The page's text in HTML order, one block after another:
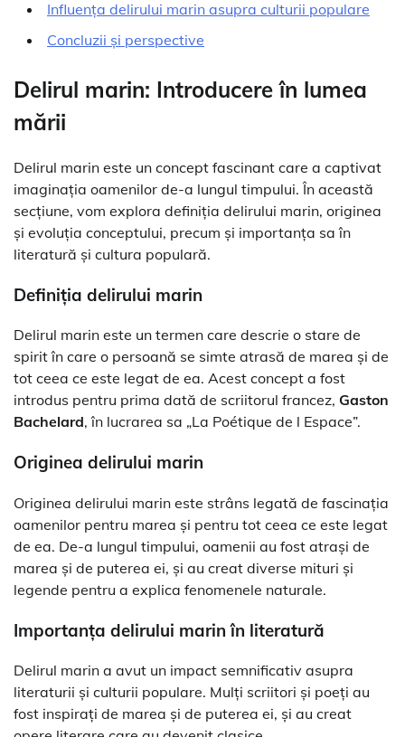
Influența delirului marin asupra culturii populare
Concluzii și perspective
Delirul marin: Introducere în lumea
mării
Delirul marin este un concept fascinant care a captivat
imaginația oamenilor de-a lungul timpului. În această
secțiune, vom explora definiția delirului marin, originea
și evoluția conceptului, precum și importanța sa în
literatură și cultura populară.
Definiția delirului marin
Delirul marin este un termen care descrie o stare de
spirit în care o persoană se simte atrasă de marea și de
tot ceea ce este legat de ea. Acest concept a fost
introdus pentru prima dată de scriitorul francez, Gaston
Bachelard, în lucrarea sa „La Poétique de l Espace”.
Originea delirului marin
Originea delirului marin este strâns legată de fascinația
oamenilor pentru marea și pentru tot ceea ce este legat
de ea. De-a lungul timpului, oamenii au fost atrași de
marea și de puterea ei, și au creat diverse mituri și
legende pentru a explica fenomenele naturale.
Importanța delirului marin în literatură
Delirul marin a avut un impact semnificativ asupra
literaturii și culturii populare. Mulți scriitori și poeți au
fost inspirați de marea și de puterea ei, și au creat